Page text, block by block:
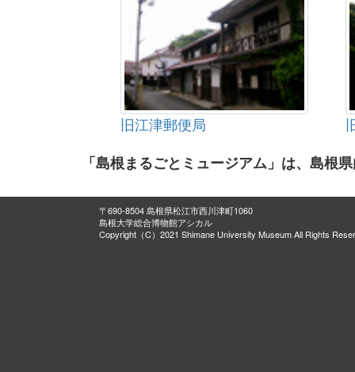
旧江津郵便局
「島根まるごとミュージアム」は、島根
〒690-8504 島根県松江市西川津町1060
島根大学総合博物館アシカル
Copyright（C）2021 Shimane University Museum All Rights